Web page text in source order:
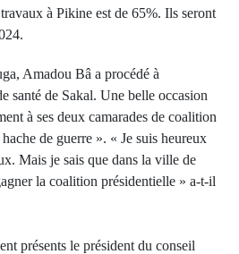
à Pikine est de 65%. Ils seront
Amadou Bâ a procédé à
santé de Sakal. Une belle occasion
à ses deux camarades de coalition
de guerre ». « Je suis heureux
Mais je sais que dans la ville de
la coalition présidentielle » a-t-il
présents le président du conseil